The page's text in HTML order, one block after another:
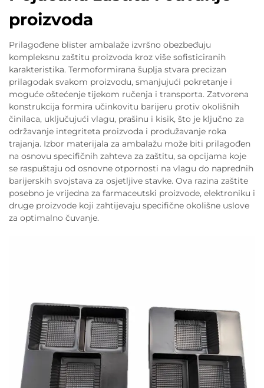
proizvoda
Prilagođene blister ambalaže izvršno obezbeđuju
kompleksnu zaštitu proizvoda kroz više sofisticiranih
karakteristika. Termoformirana šuplja stvara precizan
prilagodak svakom proizvodu, smanjujući pokretanje i
moguće oštećenje tijekom ručenja i transporta. Zatvorena
konstrukcija formira učinkovitu barijeru protiv okolišnih
činilaca, uključujući vlagu, prašinu i kisik, što je ključno za
održavanje integriteta proizvoda i produžavanje roka
trajanja. Izbor materijala za ambalažu može biti prilagođen
na osnovu specifičnih zahteva za zaštitu, sa opcijama koje
se raspuštaju od osnovne otpornosti na vlagu do naprednih
barijerskih svojstava za osjetljive stavke. Ova razina zaštite
posebno je vrijedna za farmaceutski proizvode, elektroniku i
druge proizvode koji zahtijevaju specifične okolišne uslove
za optimalno čuvanje.